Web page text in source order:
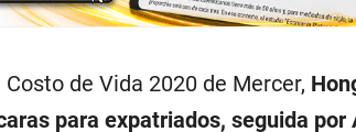
de Vida 2020 de Mercer,
para expatriados, seguida por